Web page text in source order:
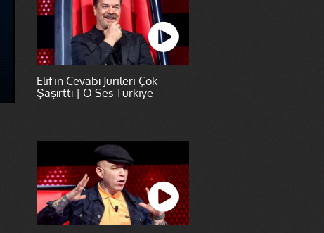
Elif'in Cevabı Jürileri Çok
Şaşırttı | O Ses Türkiye